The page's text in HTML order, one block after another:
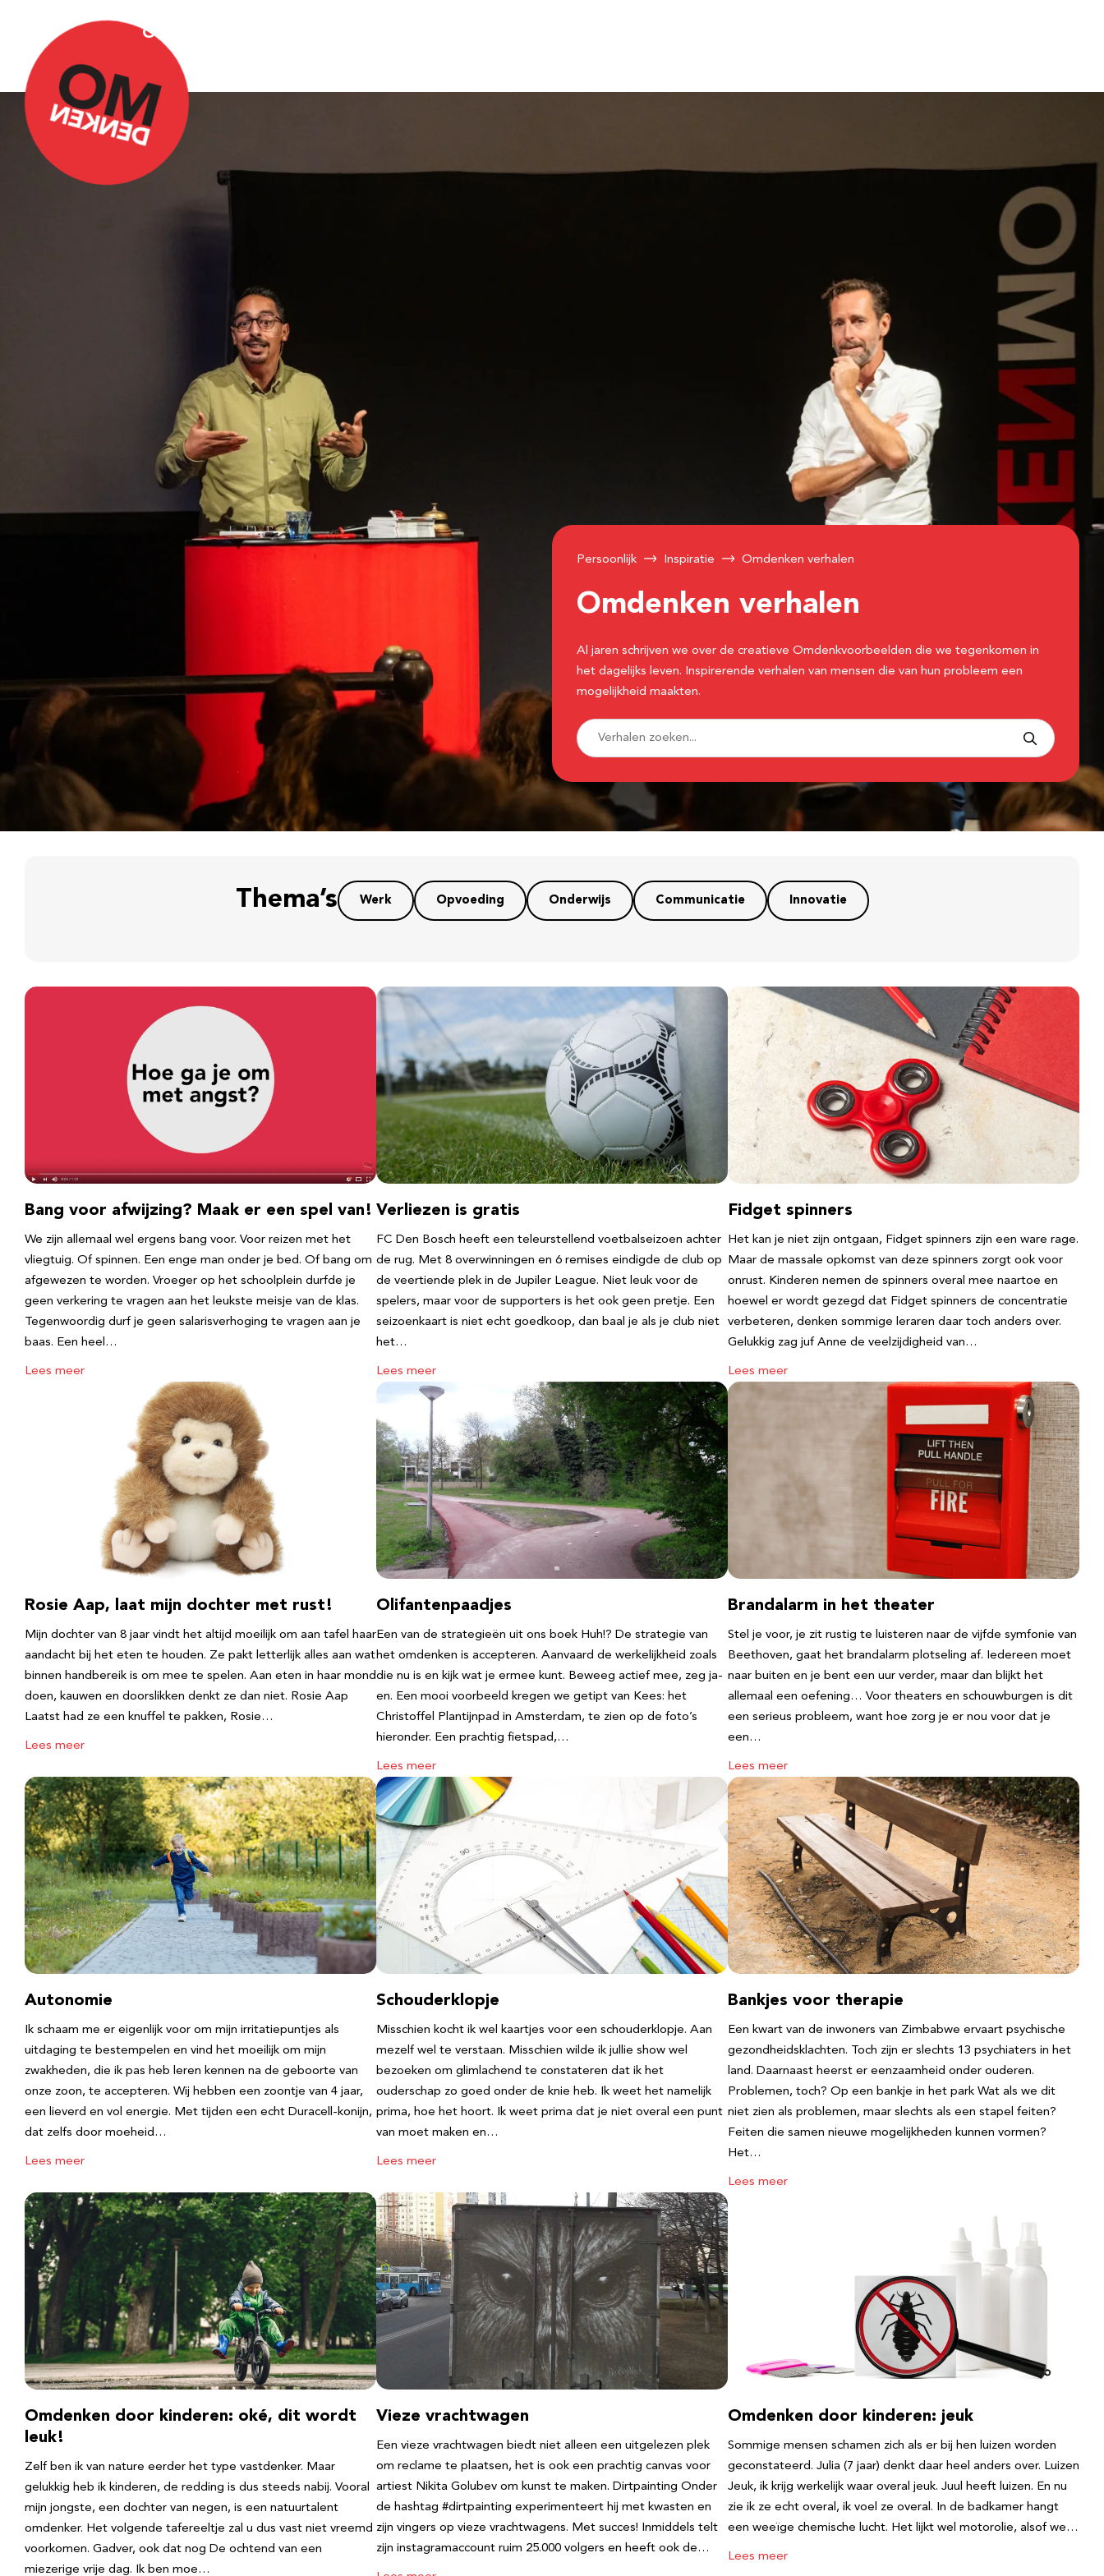
Over Omdenken
Persoonlijk Inspiratie Omdenken verhalen
Omdenken verhalen
Al jaren schrijven we over de creatieve Omdenkvoorbeelden die we tegenkomen in
het dagelijks leven. Inspirerende verhalen van mensen die van hun probleem een
mogelijkheid maakten.
Thema’s Werk Opvoeding Onderwijs Communicatie Innovatie
Bang voor afwijzing? Maak er een spel van!
We zijn allemaal wel ergens bang voor. Voor reizen met het
vliegtuig. Of spinnen. Een enge man onder je bed. Of bang om
afgewezen te worden. Vroeger op het schoolplein durfde je
geen verkering te vragen aan het leukste meisje van de klas.
Tegenwoordig durf je geen salarisverhoging te vragen aan je
baas. Een heel…
Lees meer
Verliezen is gratis
FC Den Bosch heeft een teleurstellend voetbalseizoen achter
de rug. Met 8 overwinningen en 6 remises eindigde de club op
de veertiende plek in de Jupiler League. Niet leuk voor de
spelers, maar voor de supporters is het ook geen pretje. Een
seizoenkaart is niet echt goedkoop, dan baal je als je club niet
het…
Lees meer
Fidget spinners
Het kan je niet zijn ontgaan, Fidget spinners zijn een ware rage.
Maar de massale opkomst van deze spinners zorgt ook voor
onrust. Kinderen nemen de spinners overal mee naartoe en
hoewel er wordt gezegd dat Fidget spinners de concentratie
verbeteren, denken sommige leraren daar toch anders over.
Gelukkig zag juf Anne de veelzijdigheid van…
Lees meer
Rosie Aap, laat mijn dochter met rust!
Mijn dochter van 8 jaar vindt het altijd moeilijk om aan tafel haar
aandacht bij het eten te houden. Ze pakt letterlijk alles aan wat
binnen handbereik is om mee te spelen. Aan eten in haar mond
doen, kauwen en doorslikken denkt ze dan niet. Rosie Aap
Laatst had ze een knuffel te pakken, Rosie…
Lees meer
Olifantenpaadjes
Een van de strategieën uit ons boek Huh!? De strategie van
het omdenken is accepteren. Aanvaard de werkelijkheid zoals
die nu is en kijk wat je ermee kunt. Beweeg actief mee, zeg ja-
en. Een mooi voorbeeld kregen we getipt van Kees: het
Christoffel Plantijnpad in Amsterdam, te zien op de foto’s
hieronder. Een prachtig fietspad,…
Lees meer
Brandalarm in het theater
Stel je voor, je zit rustig te luisteren naar de vijfde symfonie van
Beethoven, gaat het brandalarm plotseling af. Iedereen moet
naar buiten en je bent een uur verder, maar dan blijkt het
allemaal een oefening… Voor theaters en schouwburgen is dit
een serieus probleem, want hoe zorg je er nou voor dat je
een…
Lees meer
Autonomie
Ik schaam me er eigenlijk voor om mijn irritatiepuntjes als
uitdaging te bestempelen en vind het moeilijk om mijn
zwakheden, die ik pas heb leren kennen na de geboorte van
onze zoon, te accepteren. Wij hebben een zoontje van 4 jaar,
een lieverd en vol energie. Met tijden een echt Duracell-konijn,
dat zelfs door moeheid…
Lees meer
Schouderklopje
Misschien kocht ik wel kaartjes voor een schouderklopje. Aan
mezelf wel te verstaan. Misschien wilde ik jullie show wel
bezoeken om glimlachend te constateren dat ik het
ouderschap zo goed onder de knie heb. Ik weet het namelijk
prima, hoe het hoort. Ik weet prima dat je niet overal een punt
van moet maken en…
Lees meer
Bankjes voor therapie
Een kwart van de inwoners van Zimbabwe ervaart psychische
gezondheidsklachten. Toch zijn er slechts 13 psychiaters in het
land. Daarnaast heerst er eenzaamheid onder ouderen.
Problemen, toch? Op een bankje in het park Wat als we dit
niet zien als problemen, maar slechts als een stapel feiten?
Feiten die samen nieuwe mogelijkheden kunnen vormen?
Het…
Lees meer
Omdenken door kinderen: oké, dit wordt
leuk!
Zelf ben ik van nature eerder het type vastdenker. Maar
gelukkig heb ik kinderen, de redding is dus steeds nabij. Vooral
mijn jongste, een dochter van negen, is een natuurtalent
omdenker. Het volgende tafereeltje zal u dus vast niet vreemd
voorkomen. Gadver, ook dat nog De ochtend van een
miezerige vrije dag. Ik ben moe…
Vieze vrachtwagen
Een vieze vrachtwagen biedt niet alleen een uitgelezen plek
om reclame te plaatsen, het is ook een prachtig canvas voor
artiest Nikita Golubev om kunst te maken. Dirtpainting Onder
de hashtag #dirtpainting experimenteert hij met kwasten en
zijn vingers op vieze vrachtwagens. Met succes! Inmiddels telt
zijn instagramaccount ruim 25.000 volgers en heeft ook de…
Omdenken door kinderen: jeuk
Sommige mensen schamen zich als er bij hen luizen worden
geconstateerd. Julia (7 jaar) denkt daar heel anders over. Luizen
Jeuk, ik krijg werkelijk waar overal jeuk. Juul heeft luizen. En nu
zie ik ze echt overal, ik voel ze overal. In de badkamer hangt
een weeïge chemische lucht. Het lijkt wel motorolie, alsof we…
Lees meer